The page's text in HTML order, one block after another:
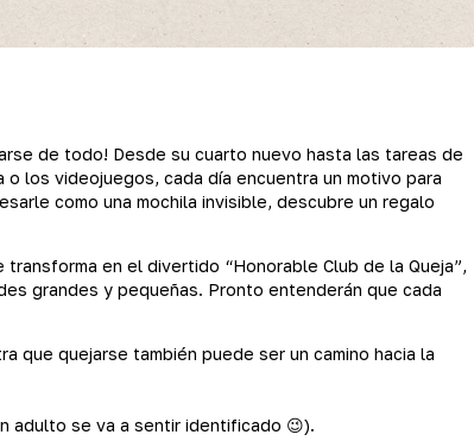
de todo! Desde su cuarto nuevo hasta las tareas de
los videojuegos, cada día encuentra un motivo para
como una mochila invisible, descubre un regalo
en el divertido “Honorable Club de la Queja”,
grandes y pequeñas. Pronto entenderán que cada
que quejarse también puede ser un camino hacia la
adulto se va a sentir identificado 😉).